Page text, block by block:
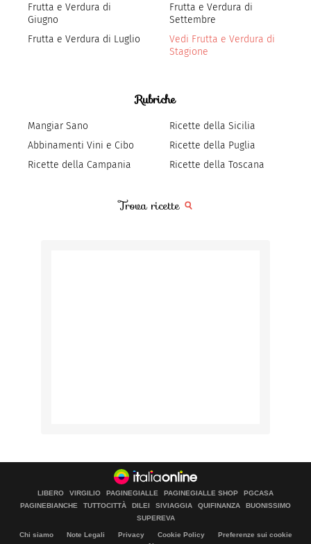
Frutta e Verdura di
Giugno
Frutta e Verdura di Luglio
Frutta e Verdura di
Settembre
Vedi Frutta e Verdura di
Stagione
Rubriche
Mangiar Sano
Abbinamenti Vini e Cibo
Ricette della Campania
Ricette della Sicilia
Ricette della Puglia
Ricette della Toscana
Trova ricette
LIBERO VIRGILIO PAGINEGIALLE PAGINEGIALLE SHOP
PGCASA
PAGINEBIANCHE
TUTTOCITTÀ DILEI SIVIAGGIA QUIFINANZA
BUONISSIMO
SUPEREVA
Chi siamo Note Legali Privacy Cookie Policy
Preferenze sui cookie